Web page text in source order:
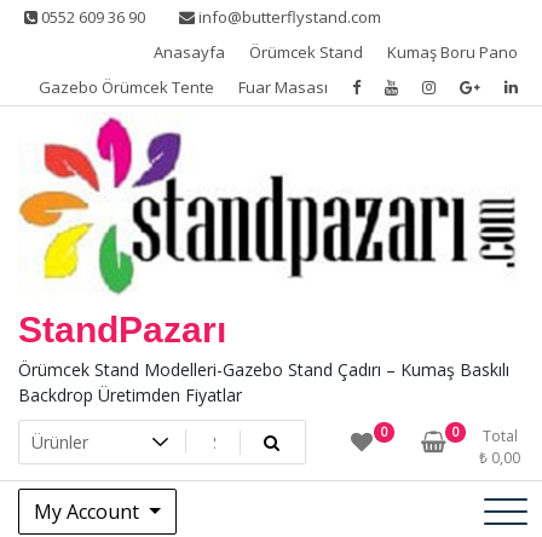
Skip 0552 609 36 90
info@butterflystand.com
Anasayfa
Örümcek Stand
Kumaş Boru Pano
Gazebo Örümcek Tente
Fuar Masası
StandPazarı
Örümcek Stand Modelleri-Gazebo Stand Çadırı – Kumaş Baskılı
Backdrop Üretimden Fiyatlar
0 0
Total
₺ 0,00
My Account